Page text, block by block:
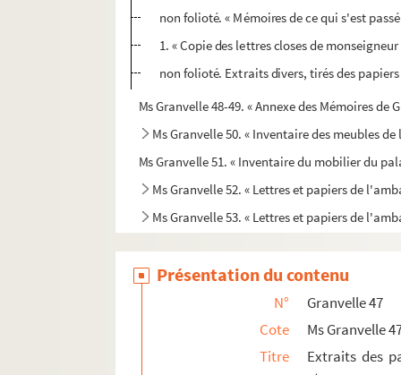
non folioté. « Mémoires de ce qui s'est
1. « Copie des lettres closes de
non folioté. Extraits divers, tirés des
Ms Granvelle 48-49. « Annexe des Mémoires de
Ms Granvelle 50. « Inventaire des meubles
Ms Granvelle 51. « Inventaire du mobilier du
Ms Granvelle 52. « Lettres et papiers de
Ms Granvelle 53. « Lettres et papiers de
Ms Granvelle 55. « Lettres et papiers de
Ms Granvelle 56. « Lettres et papiers de
Ms Granvelle 57. « Lettres et papiers de
Ms Granvelle 58. « Lettres et papiers de
Présentation du contenu
N°
Granvelle 47
Cote
Ms Granvelle
Titre
Extraits des